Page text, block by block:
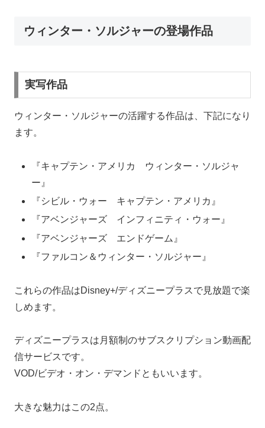
ウィンター・ソルジャーの登場作品
実写作品
ウィンター・ソルジャーの活躍する作品は、下記になり
ます。
『キャプテン・アメリカ ウィンター・ソルジャ
ー』
『シビル・ウォー キャプテン・アメリカ』
『アベンジャーズ インフィニティ・ウォー』
『アベンジャーズ エンドゲーム』
『ファルコン＆ウィンター・ソルジャー』
これらの作品はDisney+/ディズニープラスで見放題で楽
しめます。
ディズニープラスは月額制のサブスクリプション動画配
信サービスです。
VOD/ビデオ・オン・デマンドともいいます。
大きな魅力はこの2点。